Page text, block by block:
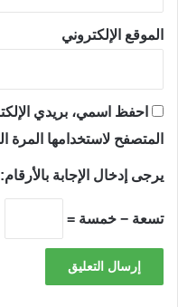
الموقع الإلكتروني
احفظ اسمي، بريدي
المتصفح لاستخدامها المرة
يرجى إدخال الإجابة بالأرقام:
تسعة − خمسة =